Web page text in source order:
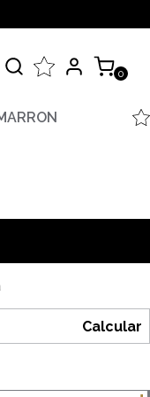
LOGIN
MEUS PEDIDOS
0
Calcular